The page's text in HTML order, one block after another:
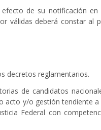
efecto de su notificación en
válidas deberá constar al
decretos reglamentarios.
de candidatos
acto y/o gestión tendiente a
Federal con